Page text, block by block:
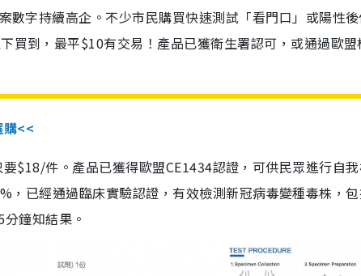
字持續高企。不少市民購買快速測試「看門口」或陽性
買到，最平$10有交易！產品已獲衛生署認可，或通過歐盟
購<<
$18/件。產品已獲得歐盟CE1434認證，可供民眾進行自
已經通過臨床實驗認證，有效檢測新冠病毒變種毒株，
鐘知結果。